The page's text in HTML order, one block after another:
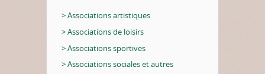
> Associations artistiques
> Associations de loisirs
> Associations sportives
> Associations sociales et autres